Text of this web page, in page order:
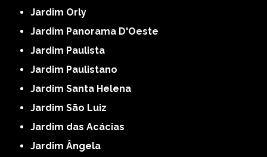
Jardim Orly
Jardim Panorama D'Oeste
Jardim Paulista
Jardim Paulistano
Jardim Santa Helena
Jardim São Luiz
Jardim das Acácias
Jardim Ângela